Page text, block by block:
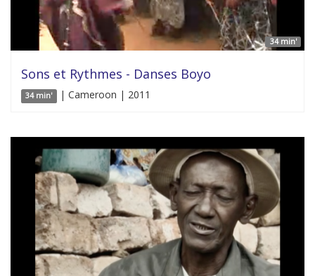
34 min'
Sons et Rythmes - Danses Boyo
34 min' | Cameroon | 2011